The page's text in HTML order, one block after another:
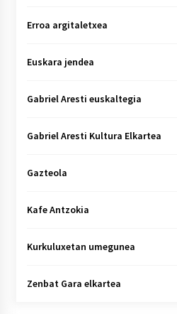
Erroa argitaletxea
Euskara jendea
Gabriel Aresti euskaltegia
Gabriel Aresti Kultura Elkartea
Gazteola
Kafe Antzokia
Kurkuluxetan umegunea
Zenbat Gara elkartea